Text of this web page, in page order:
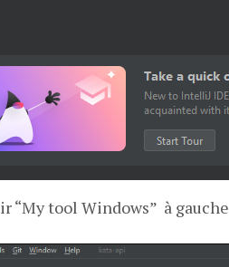
“My tool Windows” à gauche